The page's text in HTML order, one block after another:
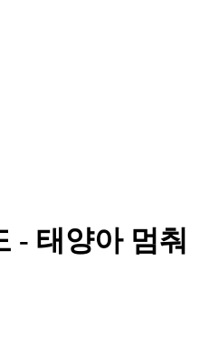
- 태양아 멈춰